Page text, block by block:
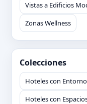
Vistas a Edificios
Zonas Wellness
Colecciones
Hoteles con
Hoteles con